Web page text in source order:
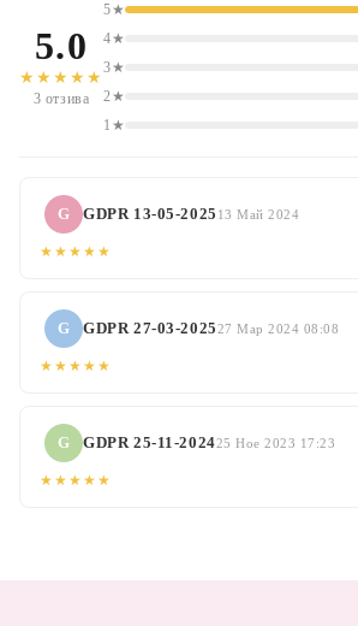
5.0
★★★★★
3 отзива
5★
4★
3★
2★
1★
G GDPR 13-05-2025 13 Май 2024
★★★★★
G GDPR 27-03-202527 Мар 2024 08:08
★★★★★
G GDPR 25-11-202425 Ное 2023 17:23
★★★★★